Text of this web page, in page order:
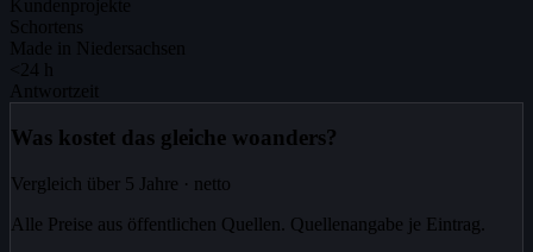
Kundenprojekte
Schortens
Made in Niedersachsen
<24 h
Antwortzeit
Was kostet das gleiche woanders?
Vergleich über 5 Jahre · netto
Alle Preise aus öffentlichen Quellen. Quellenangabe je Eintrag.